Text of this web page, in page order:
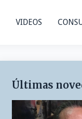
VIDEOS
Últimas